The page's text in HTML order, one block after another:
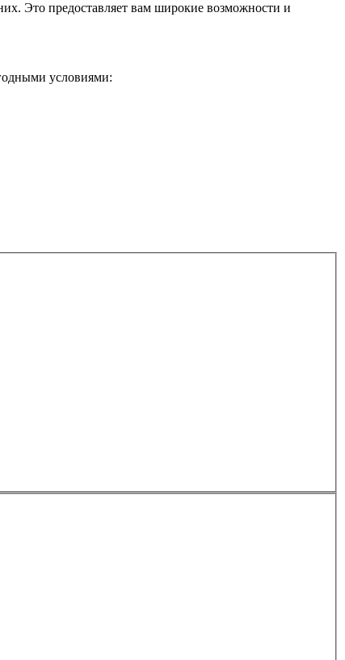
Это предоставляет вам широкие возможности и
условиями: